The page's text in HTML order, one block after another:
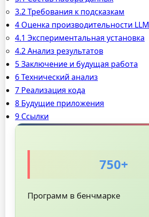
3.2 Требования к подсказкам
4 Оценка производительности LLM
4.1 Экспериментальная установка
4.2 Анализ результатов
5 Заключение и будущая работа
6 Технический анализ
7 Реализация кода
8 Будущие приложения
9 Ссылки
750+
Программ в бенчмарке